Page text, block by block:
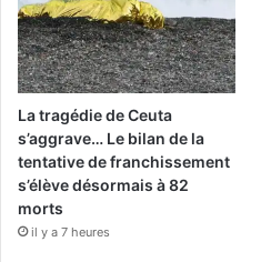
La tragédie de Ceuta
s’aggrave… Le bilan de la
tentative de franchissement
s’élève désormais à 82
morts
il y a 7 heures